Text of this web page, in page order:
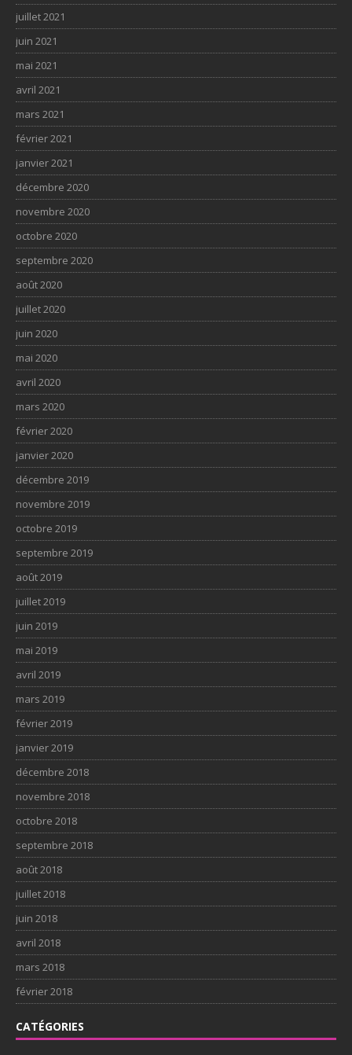
juillet 2021
juin 2021
mai 2021
avril 2021
mars 2021
février 2021
janvier 2021
décembre 2020
novembre 2020
octobre 2020
septembre 2020
août 2020
juillet 2020
juin 2020
mai 2020
avril 2020
mars 2020
février 2020
janvier 2020
décembre 2019
novembre 2019
octobre 2019
septembre 2019
août 2019
juillet 2019
juin 2019
mai 2019
avril 2019
mars 2019
février 2019
janvier 2019
décembre 2018
novembre 2018
octobre 2018
septembre 2018
août 2018
juillet 2018
juin 2018
avril 2018
mars 2018
février 2018
CATÉGORIES